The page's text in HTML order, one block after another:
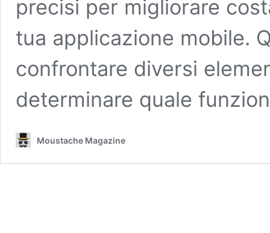
precisi per migliorare
tua applicazione mobile.
confrontare diversi
determinare quale
Moustache Magazine